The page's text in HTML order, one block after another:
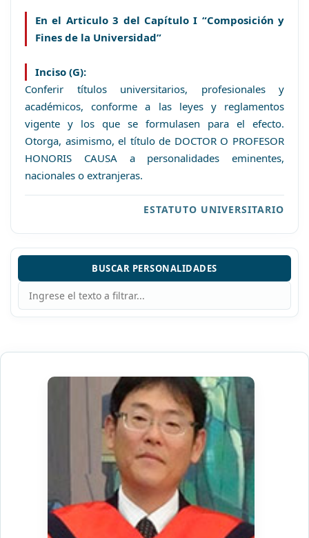
En el Articulo 3 del Capítulo I “Composición y
Fines de la Universidad”
Inciso (G):
Conferir títulos universitarios, profesionales y
académicos, conforme a las leyes y reglamentos
vigente y los que se formulasen para el efecto.
Otorga, asimismo, el título de DOCTOR O PROFESOR
HONORIS CAUSA a personalidades eminentes,
nacionales o extranjeras.
ESTATUTO UNIVERSITARIO
BUSCAR PERSONALIDADES